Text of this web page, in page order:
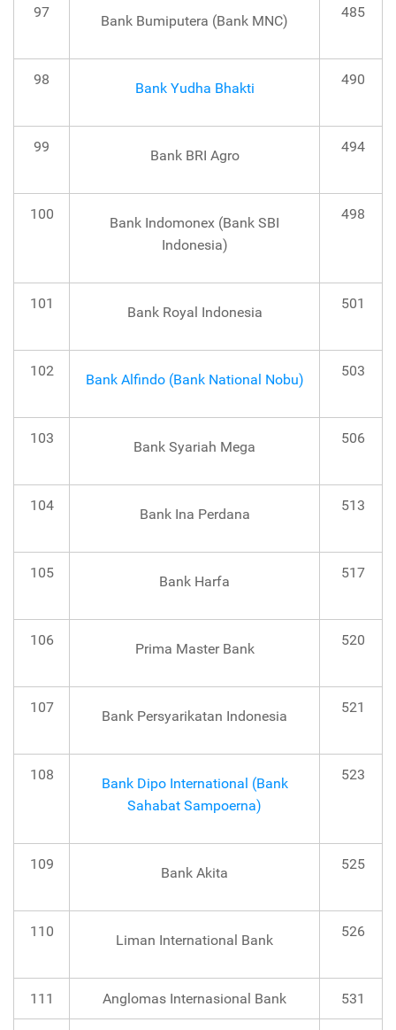
97
Bank Bumiputera (Bank MNC)
485
98
Bank Yudha Bhakti
490
99
Bank BRI Agro
494
100
Bank Indomonex (Bank SBI
Indonesia)
498
101
Bank Royal Indonesia
501
102
Bank Alfindo (Bank National Nobu)
503
103
Bank Syariah Mega
506
104
Bank Ina Perdana
513
105
Bank Harfa
517
106
Prima Master Bank
520
107
Bank Persyarikatan Indonesia
521
108
Bank Dipo International (Bank
Sahabat Sampoerna)
523
109
Bank Akita
525
110
Liman International Bank
526
111 Anglomas Internasional Bank 531